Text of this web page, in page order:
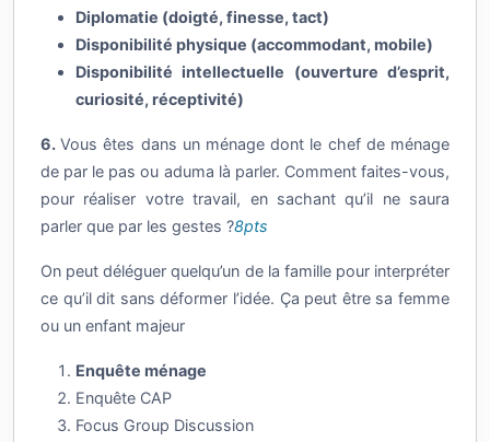
Diplomatie (doigté, finesse, tact)
Disponibilité physique (accommodant, mobile)
Disponibilité intellectuelle (ouverture d’esprit,
curiosité, réceptivité)
6.Vous êtes dans un ménage dont le chef de ménage
de par le pas ou aduma là parler. Comment faites-vous,
pour réaliser votre travail, en sachant qu’il ne saura
parler que par les gestes ?8pts
On peut déléguer quelqu’un de la famille pour interpréter
ce qu’il dit sans déformer l’idée. Ça peut être sa femme
ou un enfant majeur
Enquête ménage
Enquête CAP
Focus Group Discussion